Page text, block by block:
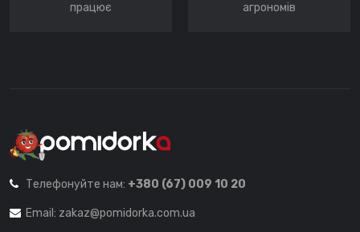
працює
агрономів
Телефонуйте нам: +380 (67) 009 10 20
Email: zakaz@pomidorka.com.ua